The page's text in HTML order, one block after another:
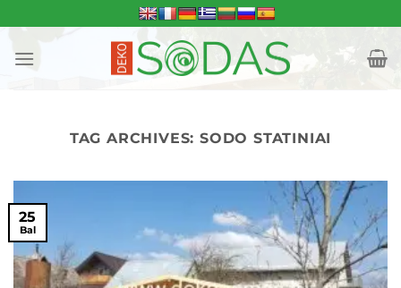
to
content
TAG ARCHIVES: SODO STATINIAI
25
Bal